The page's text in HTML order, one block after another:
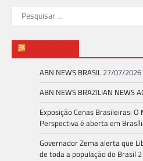
Pesquisar
por:
ABN NEWS BRASIL 27/07/2026
ABN NEWS BRAZILIAN NEWS
Exposição Cenas Brasileiras:
Perspectiva é aberta em
Governador Zema alerta que
de toda a população do Brasil